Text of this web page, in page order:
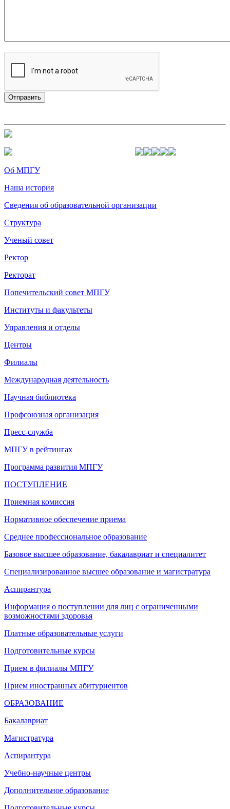
Об МПГУ
Наша история
Сведения об образовательной организации
Структура
Ученый совет
Ректор
Ректорат
Попечительский совет МПГУ
Институты и факультеты
Управления и отделы
Центры
Филиалы
Международная деятельность
Научная библиотека
Профсоюзная организация
Пресс-служба
МПГУ в рейтингах
Программа развития МПГУ
ПОСТУПЛЕНИЕ
Приемная комиссия
Нормативное обеспечение приема
Среднее профессиональное образование
Базовое высшее образование, бакалавриат и специалитет
Специализированное высшее образование и магистратура
Аспирантура
Информация о поступлении для лиц с ограниченными
возможностями здоровья
Платные образовательные услуги
Подготовительные курсы
Прием в филиалы МПГУ
Прием иностранных абитуриентов
ОБРАЗОВАНИЕ
Бакалавриат
Магистратура
Аспирантура
Учебно-научные центры
Дополнительное образование